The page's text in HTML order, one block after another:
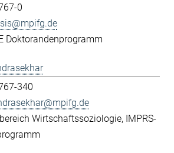
0
Doktorandenprogramm
340
Wirtschaftssoziologie
IMPRS-